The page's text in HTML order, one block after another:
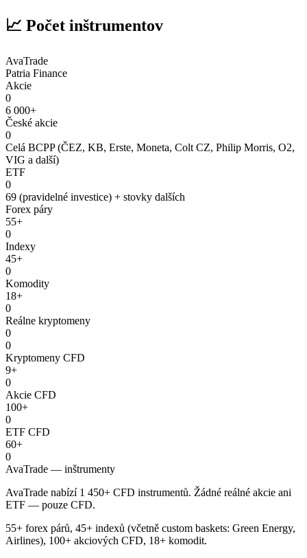
📈 Počet inštrumentov
AvaTrade
Patria Finance
Akcie
0
6 000+
České akcie
0
Celá BCPP (ČEZ, KB, Erste, Moneta, Colt CZ, Philip Morris, O2,
VIG a další)
ETF
0
69 (pravidelné investice) + stovky dalších
Forex páry
55+
0
Indexy
45+
0
Komodity
18+
0
Reálne kryptomeny
0
0
Kryptomeny CFD
9+
0
Akcie CFD
100+
0
ETF CFD
60+
0
AvaTrade — inštrumenty
AvaTrade nabízí 1 450+ CFD instrumentů. Žádné reálné akcie ani
ETF — pouze CFD.
55+ forex párů, 45+ indexů (včetně custom baskets: Green Energy,
Airlines), 100+ akciových CFD, 18+ komodit.